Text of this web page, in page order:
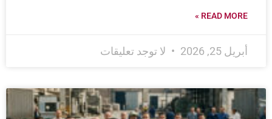
READ MORE »
أبريل 25, 2026 لا توجد تعليقات